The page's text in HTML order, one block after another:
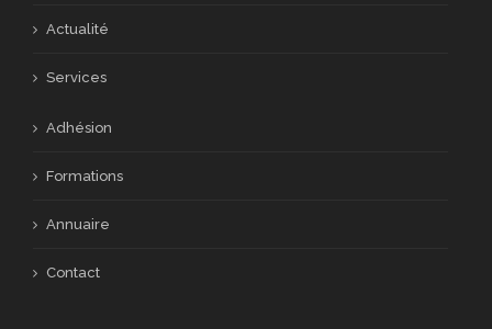
Actualité
Services
Adhésion
Formations
Annuaire
Contact